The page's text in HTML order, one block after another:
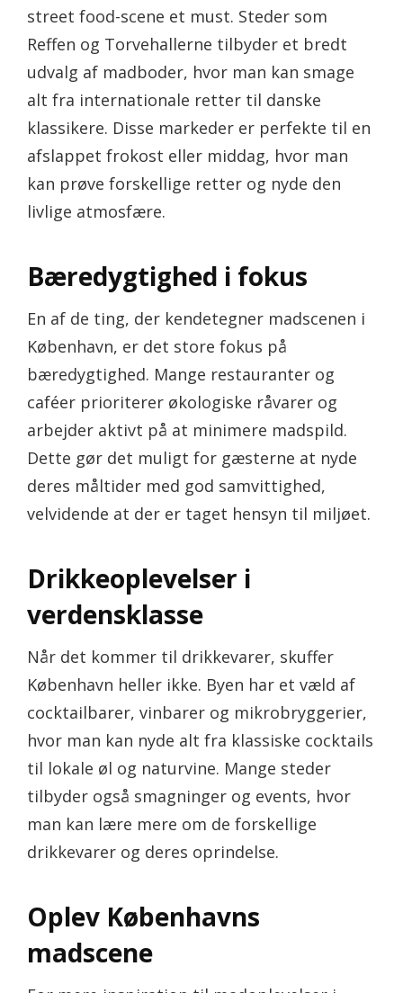
street food-scene et must. Steder som
Reffen og Torvehallerne tilbyder et bredt
udvalg af madboder, hvor man kan smage
alt fra internationale retter til danske
klassikere. Disse markeder er perfekte til en
afslappet frokost eller middag, hvor man
kan prøve forskellige retter og nyde den
livlige atmosfære.
Bæredygtighed i fokus
En af de ting, der kendetegner madscenen i
København, er det store fokus på
bæredygtighed. Mange restauranter og
caféer prioriterer økologiske råvarer og
arbejder aktivt på at minimere madspild.
Dette gør det muligt for gæsterne at nyde
deres måltider med god samvittighed,
velvidende at der er taget hensyn til miljøet.
Drikkeoplevelser i
verdensklasse
Når det kommer til drikkevarer, skuffer
København heller ikke. Byen har et væld af
cocktailbarer, vinbarer og mikrobryggerier,
hvor man kan nyde alt fra klassiske cocktails
til lokale øl og naturvine. Mange steder
tilbyder også smagninger og events, hvor
man kan lære mere om de forskellige
drikkevarer og deres oprindelse.
Oplev Københavns
madscene